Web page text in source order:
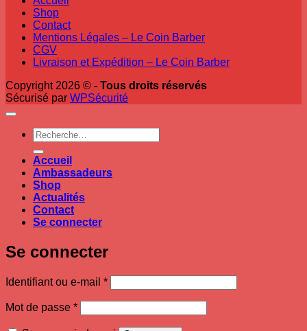
Shop
Contact
Mentions Légales – Le Coin Barber
CGV
Livraison et Expédition – Le Coin Barber
Copyright 2026 © - Tous droits réservés
Sécurisé par WPSécurité
Recherche
pour :
Accueil
Ambassadeurs
Shop
Actualités
Contact
Se connecter
Se connecter
Identifiant ou e-mail *Obligatoire
Mot de passe *Obligatoire